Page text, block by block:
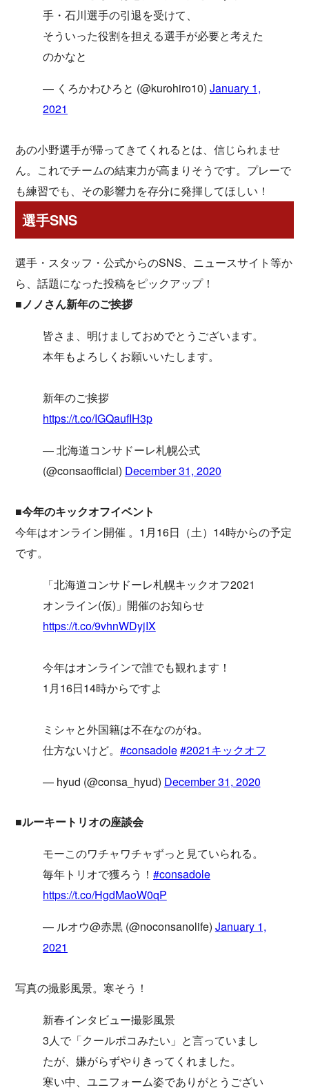
手・石川選手の引退を受けて、
そういった役割を担える選手が必要と考えた
のかなと
— くろかわひろと (@kurohiro10) January 1,
2021
あの小野選手が帰ってきてくれるとは、信じられませ
ん。これでチームの結束力が高まりそうです。プレーで
も練習でも、その影響力を存分に発揮してほしい！
選手SNS
選手・スタッフ・公式からのSNS、ニュースサイト等か
ら、話題になった投稿をピックアップ！
■ノノさん新年のご挨拶
皆さま、明けましておめでとうございます。
本年もよろしくお願いいたします。
新年のご挨拶
https://t.co/IGQaufIH3p
— 北海道コンサドーレ札幌公式
(@consaofficial) December 31, 2020
■今年のキックオフイベント
今年はオンライン開催 。1月16日（土）14時からの予定
です。
「北海道コンサドーレ札幌キックオフ2021
オンライン(仮)」開催のお知らせ
https://t.co/9vhnWDyjIX
今年はオンラインで誰でも観れます！
1月16日14時からですよ
ミシャと外国籍は不在なのがね。
仕方ないけど。#consadole#2021キックオフ
— hyud (@consa_hyud) December 31, 2020
■ルーキートリオの座談会
モーこのワチャワチャずっと見ていられる。
毎年トリオで獲ろう！ #consadole
https://t.co/HgdMaoW0qP
— ルオウ@赤黒 (@noconsanolife) January 1,
2021
写真の撮影風景。寒そう！
新春インタビュー撮影風景
3人で「クールポコみたい」と言っていまし
たが、嫌がらずやりきってくれました。
寒い中、ユニフォーム姿でありがとうござい